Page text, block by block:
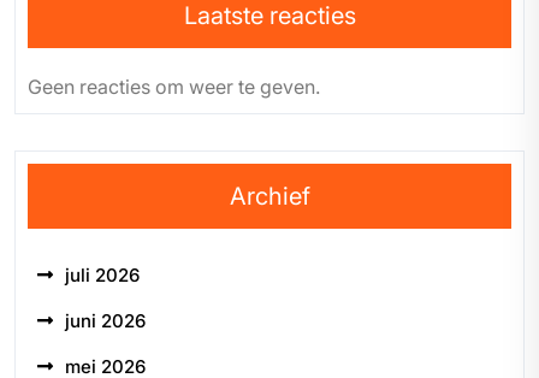
Laatste reacties
Geen reacties om weer te geven.
Archief
juli 2026
juni 2026
mei 2026